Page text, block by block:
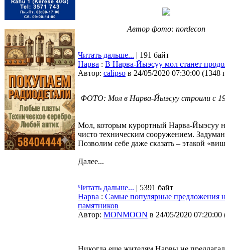
Автор фото: nordecon
Читать дальше... | 191 байт
Нарва : В Нарва-Йыэсуу мол станет
Автор: calipso в 24/05/2020 07:30:00 (1348
ФОТО: Мол в Нарва-Йыэсуу строили с
Мол, которым курортный Нарва-Йыэсуу
чисто техническим сооружением.
Позволим себе даже сказать – этакой
Далее...
Читать дальше... | 5391 байт
Нарва : Самые популярные предложения
памятников
Автор: MONMOON в 24/05/2020 07:20:00